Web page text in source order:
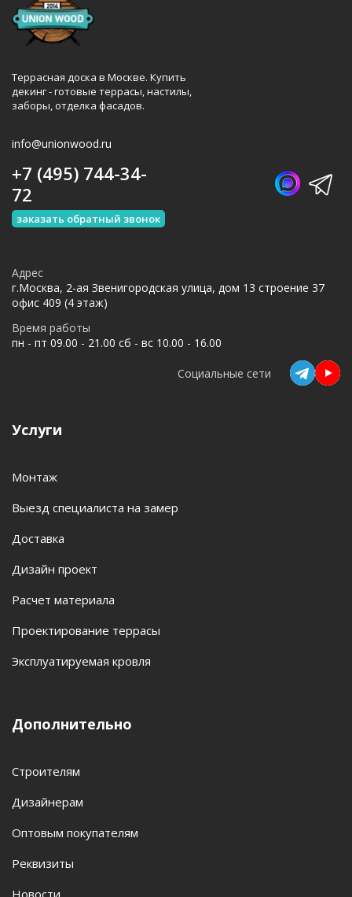
Террасная доска в Москве. Купить
декинг - готовые террасы, настилы,
заборы, отделка фасадов.
info@unionwood.ru
Услуги
Монтаж
Выезд специалиста на замер
Доставка
Дизайн проект
Расчет материала
Проектирование террасы
Эксплуатируемая кровля
Дополнительно
Строителям
Дизайнерам
Оптовым покупателям
Реквизиты
+7 (495) 744-34-
72
заказать обратный звонок
Адрес
г.Москва, 2-ая Звенигородская улица, дом 13 строение 37
офис 409 (4 этаж)
Время работы
пн - пт 09.00 - 21.00 сб - вс 10.00 - 16.00
Социальные сети